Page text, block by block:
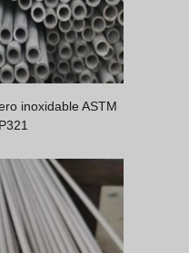
inoxidable ASTM